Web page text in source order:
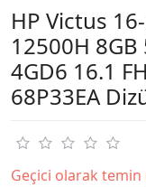
HP Victus
12500H 8GB
4GD6 16.1
68P33EA
Geçici olarak